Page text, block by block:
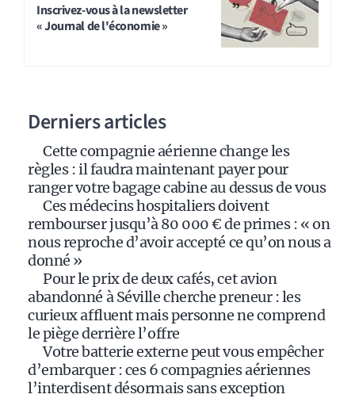
Inscrivez-vous à la newsletter
« Journal de l'économie »
Derniers articles
Cette compagnie aérienne change les
règles : il faudra maintenant payer pour
ranger votre bagage cabine au dessus de vous
Ces médecins hospitaliers doivent
rembourser jusqu’à 80 000 € de primes : « on
nous reproche d’avoir accepté ce qu’on nous a
donné »
Pour le prix de deux cafés, cet avion
abandonné à Séville cherche preneur : les
curieux affluent mais personne ne comprend
le piège derrière l’offre
Votre batterie externe peut vous empêcher
d’embarquer : ces 6 compagnies aériennes
l’interdisent désormais sans exception